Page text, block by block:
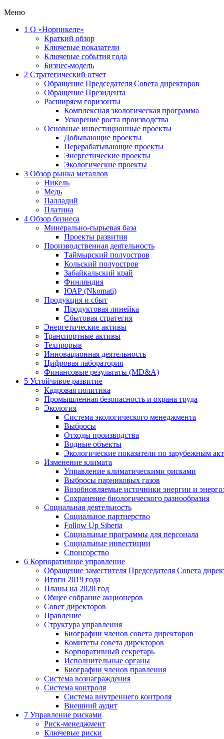
Меню
1 О «Норникеле»
Краткий обзор
Ключевые показатели
Ключевые события года
Бизнес-модель
2 Стратегический отчет
Обращение Председателя Совета директоров
Обращение Президента
Расширяем горизонты
Комплексная экологическая программа
Ускорение роста производства
Основные инвестиционные проекты
Добывающие проекты
Перерабатывающие проекты
Энергетические проекты
Экологические проекты
3 Обзор рынка металлов
Никель
Медь
Палладий
Платина
4 Обзор бизнеса
Минерально-сырьевая база
Проекты развития
Производственная деятельность
Таймырский полуостров
Кольский полуостров
Забайкальский край
Финляндия
ЮАР (Nkomati)
Продукция и сбыт
Продуктовая линейка
Сбытовая стратегия
Энергетические активы
Транспортные активы
Техпрорыв
Инновационная деятельность
Цифровая лаборатория
Финансовые результаты (MD&A)
5 Устойчивое развитие
Кадровая политика
Промышленная безопасность и охрана труда
Экология
Система экологического менеджмента
Выбросы
Отходы производства
Водные объекты
Экологические показатели по зарубежным
Изменение климата
Управление климатическими рисками
Выбросы парниковых газов
Возобновляемые источники энергии и
Сохранение биологического разнообразия
Социальная деятельность
Социальное партнерство
Follow Up Siberia
Социальные программы для персонала
Социальные инвестиции
Спонсорство
6 Корпоративное управление
Обращение заместителя Председателя Совета
Итоги 2019 года
Планы на 2020 год
Общее собрание акционеров
Совет директоров
Правление
Структура управления
Биографии членов совета директоров
Комитеты совета директоров
Корпоративный секретарь
Исполнительные органы
Биографии членов правления
Система вознаграждения
Система контроля
Система внутреннего контроля
Внешний аудит
7 Управление рисками
Риск-менеджмент
Ключевые риски